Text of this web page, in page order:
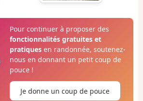
Pour continuer à proposer des
fonctionnalités gratuites et
pratiquesen randonnée, soutenez-
nous en donnant un petit coup de
pouce !
Je donne un coup de pouce